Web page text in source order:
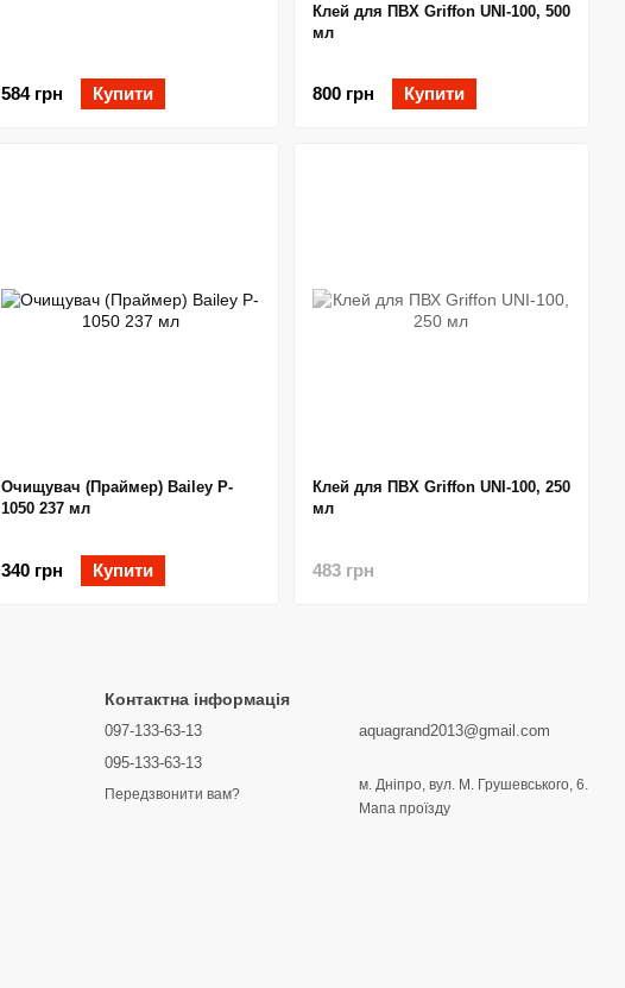
584 грн Купити
Клей для ПВХ Griffon UNI-100, 500
мл
800 грн Купити
Очищувач (Праймер) Bailey P-
1050 237 мл
340 грн Купити
Клей для ПВХ Griffon UNI-100, 250
мл
483 грн
Контактна інформація
097-133-63-13
095-133-63-13
Передзвонити вам?
aquagrand2013@gmail.com
м. Дніпро, вул. М. Грушевського, 6.
Мапа проїзду